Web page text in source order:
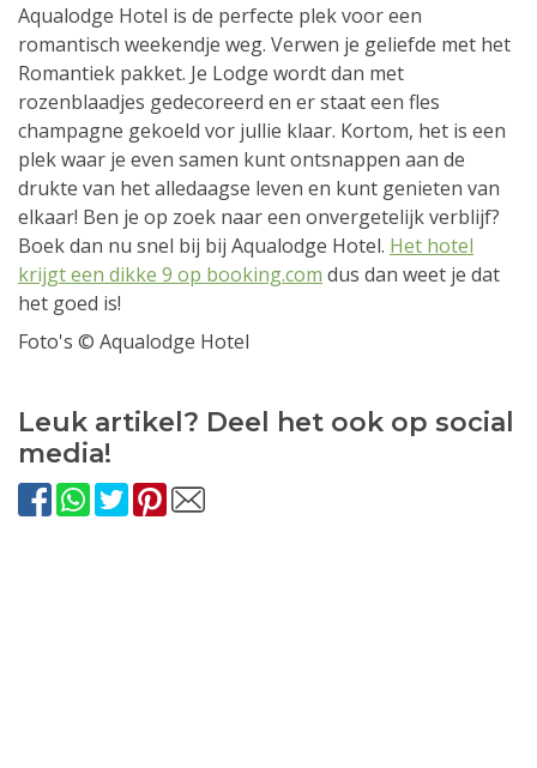
Aqualodge Hotel is de perfecte plek voor een
romantisch weekendje weg. Verwen je geliefde met het
Romantiek pakket. Je Lodge wordt dan met
rozenblaadjes gedecoreerd en er staat een fles
champagne gekoeld vor jullie klaar. Kortom, het is een
plek waar je even samen kunt ontsnappen aan de
drukte van het alledaagse leven en kunt genieten van
elkaar! Ben je op zoek naar een onvergetelijk verblijf?
Boek dan nu snel bij bij Aqualodge Hotel. Het hotel
krijgt een dikke 9 op booking.com dus dan weet je dat
het goed is!
Foto's © Aqualodge Hotel
Leuk artikel? Deel het ook op social
media!